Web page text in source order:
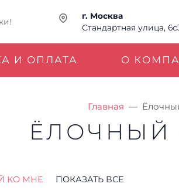
г. Москва
Стандартная улица,
И ОПЛАТА О
Главная
ЁЛОЧНЫЙ
КО МНЕ ПОКАЗАТЬ ВСЕ